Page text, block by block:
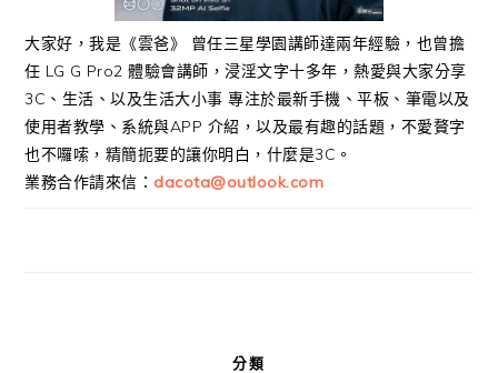
大家好，我是《雲爸》 曾任三星學園講師達兩年經驗，也曾擔
任 LG G Pro2 體驗會講師，浸淫文字十多年，熱愛與大家分享
3C、生活、以及生活大小事 專注於最新手機、平板、筆電以及
使用者教學、系統與APP 介紹，以及最有趣的話題，不愛贅字
也不囉嗦，精簡扼要的讓你明白，什麼是3C。
業務合作請來信： dacota@outlook.com
分類